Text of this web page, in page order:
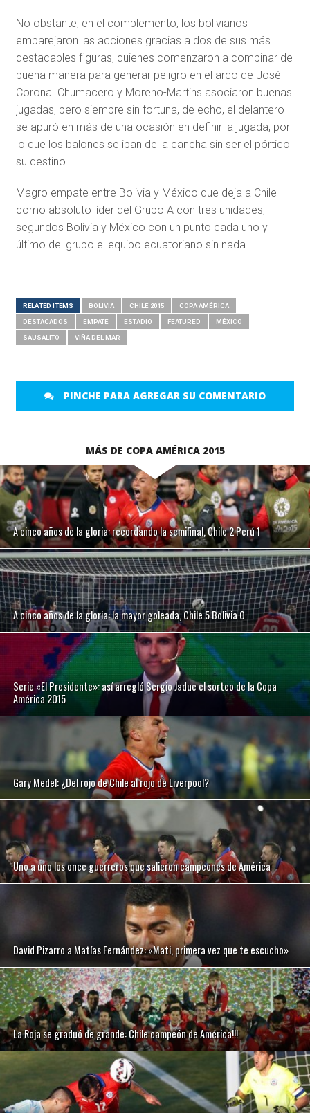
No obstante, en el complemento, los bolivianos
emparejaron las acciones gracias a dos de sus más
destacables figuras, quienes comenzaron a combinar de
buena manera para generar peligro en el arco de José
Corona. Chumacero y Moreno-Martins asociaron buenas
jugadas, pero siempre sin fortuna, de echo, el delantero
se apuró en más de una ocasión en definir la jugada, por
lo que los balones se iban de la cancha sin ser el pórtico
su destino.
Magro empate entre Bolivia y México que deja a Chile
como absoluto líder del Grupo A con tres unidades,
segundos Bolivia y México con un punto cada uno y
último del grupo el equipo ecuatoriano sin nada.
RELATED ITEMS BOLIVIA CHILE 2015 COPA AMÉRICA
DESTACADOS EMPATE ESTADIO FEATURED MÉXICO
SAUSALITO VIÑA DEL MAR
PINCHE PARA AGREGAR SU COMENTARIO
MÁS DE COPA AMÉRICA 2015
A cinco años de la gloria: recordando la semifinal, Chile 2 Perú 1
A cinco años de la gloria: la mayor goleada, Chile 5 Bolivia 0
Serie «El Presidente»: así arregló Sergio Jadue el sorteo de la Copa
América 2015
Gary Medel: ¿Del rojo de Chile al rojo de Liverpool?
Uno a uno los once guerreros que salieron campeones de América
David Pizarro a Matías Fernández: «Mati, primera vez que te escucho»
La Roja se graduó de grande: Chile campeón de América!!!